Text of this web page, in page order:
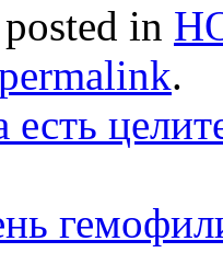
in
.
есть